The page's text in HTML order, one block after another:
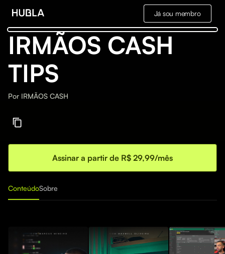
Já sou membro
IRMÃOS CASH
TIPS
Por IRMÃOS CASH
Assinar a partir de R$ 29,99/mês
ConteúdoSobre